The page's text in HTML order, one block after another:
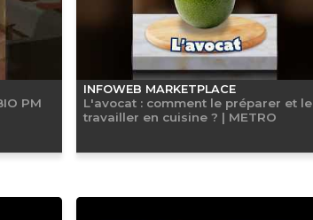
PM
INFOWEB MARKETPLACE
L'avocat : comment le préparer et le
travailler en cuisine ? | METRO